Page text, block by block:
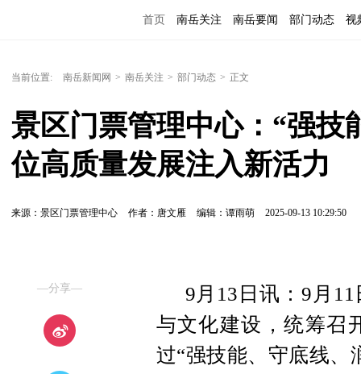
首页 南岳关注 南岳要闻 部门动态 视
当前位置: 南岳新闻网 > 南岳关注 > 部门动态 > 正文
景区门票管理中心：“强技
位高质量发展注入新活力
来源：景区门票管理中心 作者：唐文雁 编辑：谭雨萌 2025-09-13 10:29:50
—分享— 9月13日讯： 9月
与文化建设，统筹召
过“强技能、守底线、